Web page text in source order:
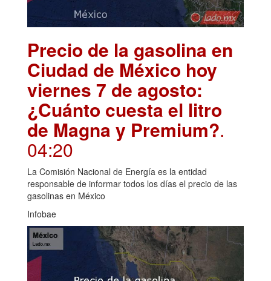
Precio de la gasolina en
Ciudad de México hoy
viernes 7 de agosto:
¿Cuánto cuesta el litro
de Magna y Premium?.
04:20
La Comisión Nacional de Energía es la entidad
responsable de informar todos los días el precio de las
gasolinas en México
Infobae